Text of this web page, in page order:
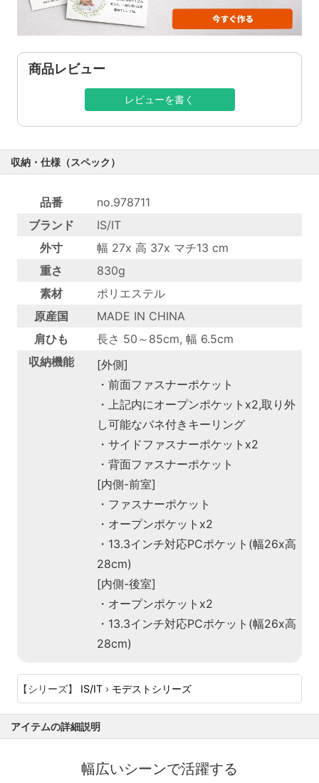
商品レビュー
レビューを書く
収納・仕様（スペック）
品番
no.978711
ブランド
IS/IT
外寸
幅 27x 高 37x マチ13 cm
重さ
830g
素材
ポリエステル
原産国
MADE IN CHINA
肩ひも
長さ 50～85cm, 幅 6.5cm
収納機能
[外側]
・前面ファスナーポケット
・上記内にオープンポケットx2,取り外
し可能なバネ付きキーリング
・サイドファスナーポケットx2
・背面ファスナーポケット
[内側-前室]
・ファスナーポケット
・オープンポケットx2
・13.3インチ対応PCポケット(幅26x高
28cm)
[内側-後室]
・オープンポケットx2
・13.3インチ対応PCポケット(幅26x高
28cm)
【シリーズ】 IS/IT › モデストシリーズ
アイテムの詳細説明
幅広いシーンで活躍する